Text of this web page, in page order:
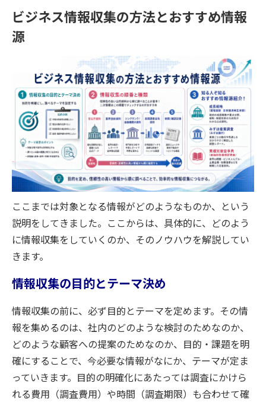
ビジネス情報収集の方法とおすすめ情報
源
ここまでは対象となる情報がどのようなものか、という
説明をしてきました。ここからは、具体的に、どのよう
に情報収集をしていくのか、そのノウハウを解説してい
きます。
情報収集の目的とテーマ決め
情報収集の前に、必ず目的とテーマを定めます。その情
報を集めるのは、社内のどのような検討のためなのか、
どのような顧客への提案のためなのか、目的・課題を明
確にすることで、今必要な情報がなにか、テーマが定ま
っていきます。目的の明確化にあたっては調査にかけら
れる費用（調査費用）や時間（調査期限）も合わせて確